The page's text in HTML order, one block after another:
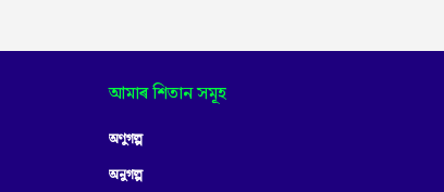
আমাৰ শিতান সমূহ
অণুগল্প
অনুগল্প